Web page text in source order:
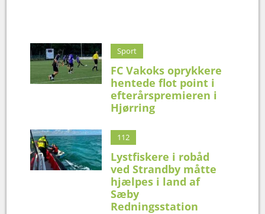
Sport
FC Vakoks oprykkere
hentede flot point i
efterårspremieren i
Hjørring
112
Lystfiskere i robåd
ved Strandby måtte
hjælpes i land af
Sæby
Redningsstation